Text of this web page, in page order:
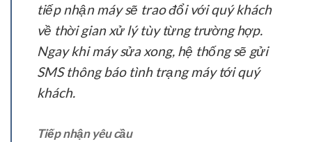
tiếp nhận máy sẽ trao đổi với quý khách
về thời gian xử lý tùy từng trường hợp.
Ngay khi máy sửa xong, hệ thống sẽ gửi
SMS thông báo tình trạng máy tới quý
khách.
Tiếp nhận yêu cầu